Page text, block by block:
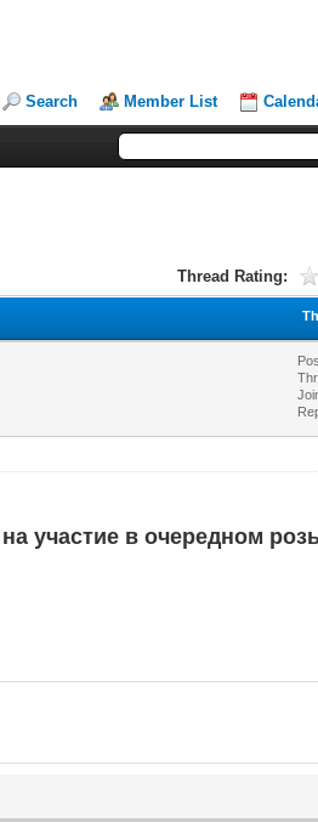
Search Member List
Thread Rating:
участие в очередном